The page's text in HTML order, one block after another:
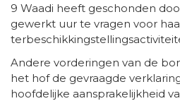
9 Waadi heeft geschonden
gewerkt uur te vragen voor
Andere vorderingen van de
het hof de gevraagde
hoofdelijke aansprakelijkheid